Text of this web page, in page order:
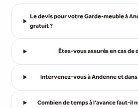
Le devis pour votre Garde-meuble à
gratuit ?
Êtes-vous assurés en cas de
Intervenez-vous à Andenne et
Combien de temps à l'avance faut-il